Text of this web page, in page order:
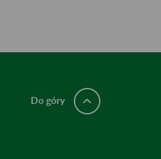
Do góry